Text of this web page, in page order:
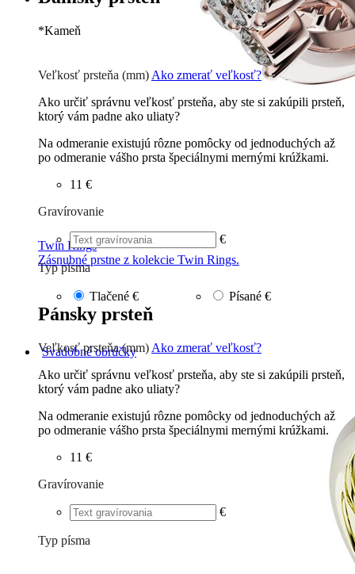
Twin Rings
Zásnubné prstne z kolekcie Twin Rings.
Svadobné obrúčky
*Kameň
Briliant G-H/Si1-2 136
Veľkosť prsteňa (mm) Ako zmerať veľkosť?
Ako určiť správnu veľkosť prsteňa, aby ste si zakúpili prsteň,
ktorý vám padne ako uliaty?
Na odmeranie existujú rôzne pomôcky od jednoduchých až
po odmeranie vášho prsta špeciálnymi mernými krúžkami.
11 €
Gravírovanie
€
Typ písma
Tlačené € Písané €
Pánsky prsteň
Veľkosť prsteňa (mm) Ako zmerať veľkosť?
Ako určiť správnu veľkosť prsteňa, aby ste si zakúpili prsteň,
ktorý vám padne ako uliaty?
Na odmeranie existujú rôzne pomôcky od jednoduchých až
po odmeranie vášho prsta špeciálnymi mernými krúžkami.
11 €
Gravírovanie
€
Typ písma